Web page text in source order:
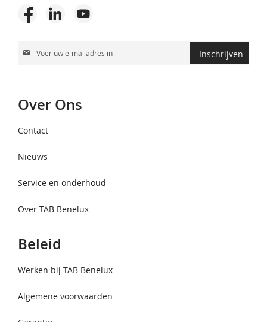
Abonneer
nieuwsbrief
Inschrijven
Over Ons
Contact
Nieuws
Service en onderhoud
Over TAB Benelux
Beleid
Werken bij TAB Benelux
Algemene voorwaarden